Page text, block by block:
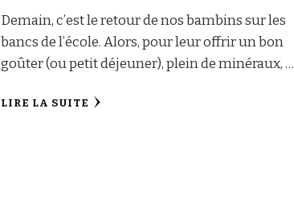
Demain, c’est le retour de nos bambins sur les
bancs de l’école. Alors, pour leur offrir un bon
goûter (ou petit déjeuner), plein de minéraux, …
LIRE LA SUITE